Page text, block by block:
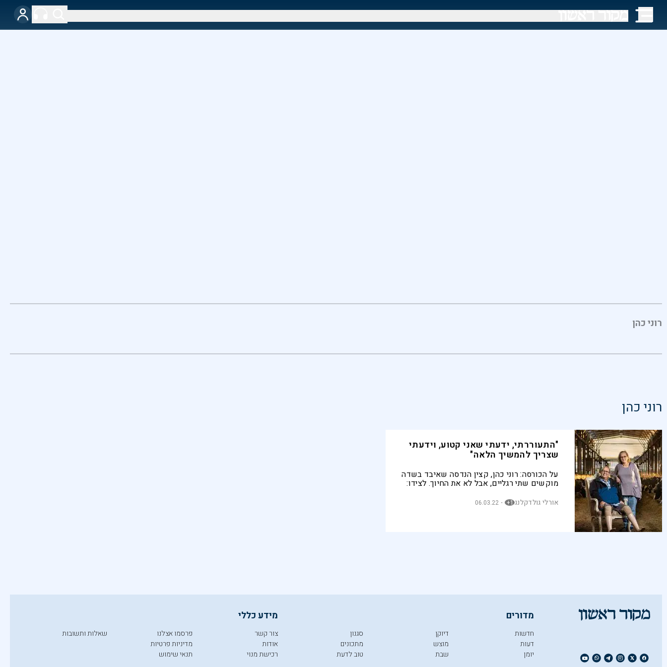
רוני כהן
רוני כהן
"התעוררתי, ידעתי שאני קטוע, וידעתי
שצריך להמשיך הלאה"
על הכורסה: רוני כהן, קצין הנדסה שאיבד בשדה
מוקשים שתי רגליים, אבל לא את החיוך. לצידו:
הסכימה לעזוב אותו. מעבר לרפת: המושב שלא
האמין שרוני יכול לגדל פרות, אבל טעה בגדול
אורלי גולדקלנג1+
06.03.22
מדורים
חדשות
דעות
יומן
דיוקן
מוצש
שבת
סגנון
מתכונים
טוב לדעת
מידע כללי
צור קשר
אודות
רכישת מנוי
פרסמו אצלנו
מדיניות פרטיות
תנאי שימוש
שאלות ותשובות